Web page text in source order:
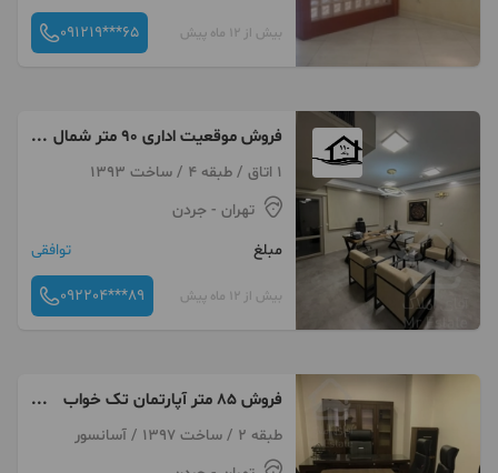
بیش از 12 ماه پیش 091219***65
فروش موقعیت اداری ۹۰ متر شمال
جردن1 اتاق / طبقه 4 / ساخت 1393
تهران - جردن
مبلغ
توافقی
بیش از 12 ماه پیش 092204***89
فروش 85 متر آپارتمان تک خواب
کاربری اداری محدوده جردن نلسون
ماندلا مناسب دفتر کار پارکینگ
طبقه 2 / ساخت 1397 / آسانسور